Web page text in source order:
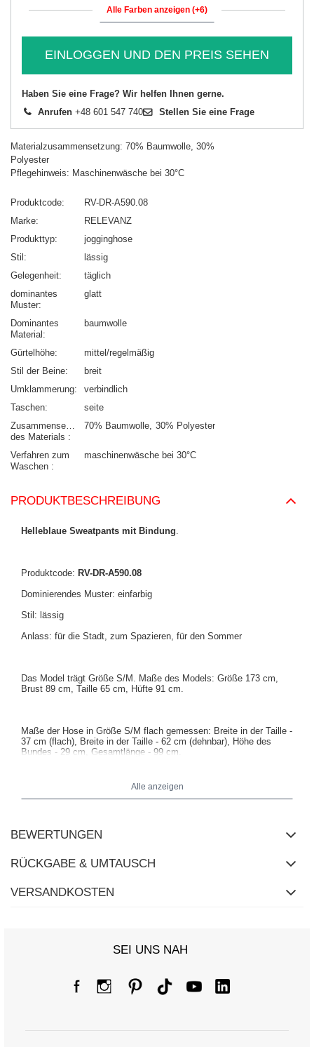
Alle Farben anzeigen (+6)
EINLOGGEN UND DEN PREIS SEHEN
Haben Sie eine Frage? Wir helfen Ihnen gerne.
Anrufen +48 601 547 740 Stellen Sie eine Frage
Materialzusammensetzung: 70% Baumwolle, 30%
Polyester
Pflegehinweis: Maschinenwäsche bei 30°C
Produktcode
RV-DR-A590.08
Marke
RELEVANZ
Produkttyp
jogginghose
Stil
lässig
Gelegenheit
täglich
dominantes
Muster
glatt
Dominantes
Material
baumwolle
Gürtelhöhe
mittel/regelmäßig
Stil der Beine
breit
Umklammerung
verbindlich
Taschen
seite
Zusammensetzung
des Materials
70% Baumwolle 30% Polyester
Verfahren zum
Waschen
maschinenwäsche bei 30°C
PRODUKTBESCHREIBUNG
Helleblaue Sweatpants mit Bindung.
Produktcode: RV-DR-A590.08
Dominierendes Muster: einfarbig
Stil: lässig
Anlass: für die Stadt, zum Spazieren, für den Sommer
Das Model trägt Größe S/M. Maße des Models: Größe 173 cm,
Brust 89 cm, Taille 65 cm, Hüfte 91 cm.
Maße der Hose in Größe S/M flach gemessen: Breite in der Taille -
37 cm (flach), Breite in der Taille - 62 cm (dehnbar), Höhe des
Bundes - 29 cm, Gesamtlänge - 99 cm.
Alle anzeigen
BEWERTUNGEN
RÜCKGABE & UMTAUSCH
VERSANDKOSTEN
SEI UNS NAH